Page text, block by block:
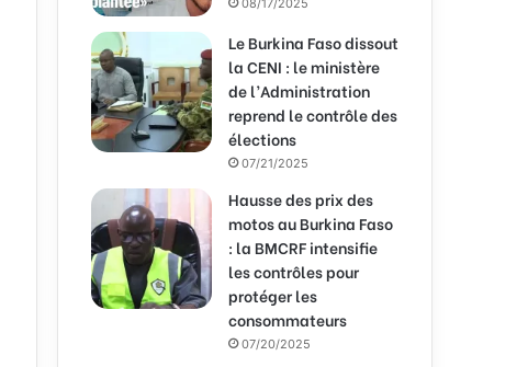
08/17/2025
Le Burkina Faso dissout
la CENI : le ministère
de l’Administration
reprend le contrôle des
élections
07/21/2025
Hausse des prix des
motos au Burkina Faso
: la BMCRF intensifie
les contrôles pour
protéger les
consommateurs
07/20/2025